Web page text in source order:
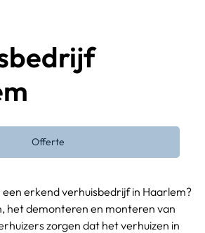
Offerte
een erkend verhuisbedrijf in Haarlem?
het demonteren en monteren van
zorgen dat het verhuizen in